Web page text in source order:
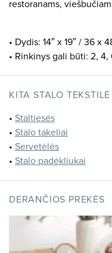
restoranams,
• Dydis: 14″ x 19″ / 36 x
• Rinkinys gali būti: 2, 4,
KITA STALO TEKSTILĖ
• Staltiesės
• Stalo takeliai
• Servetėlės
• Stalo padėkliukai
DERANČIOS PREKĖS